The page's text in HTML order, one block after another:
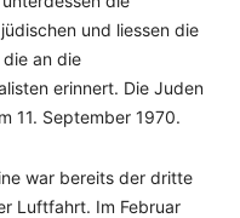
und liessen die
an die
erinnert. Die Juden
11. September 1970.
war bereits der dritte
Luftfahrt. Im Februar